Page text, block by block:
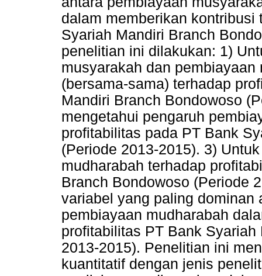
dalam memberikan
Syariah Mandiri Branch
penelitian ini dilakukan: 1)
musyarakah dan
(bersama-sama) terhadap
Mandiri Branch Bondowoso
mengetahui pengaruh
profitabilitas pada PT Bank
(Periode 2013-2015). 3)
mudharabah terhadap
Branch Bondowoso (Periode
variabel yang paling dominan
pembiayaan mudharabah
profitabilitas PT Bank
2013-2015). Penelitian ini
kuantitatif dengan jenis